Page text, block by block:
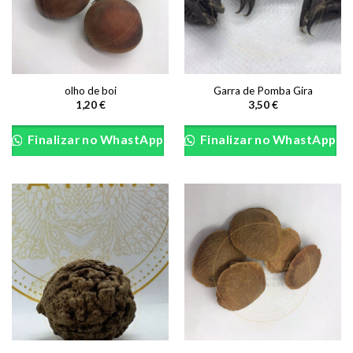
on
product
olho de boi
1,20€
Finalizar no WhastApp
Garra de Pomba Gira
3,50€
Finalizar no WhastApp